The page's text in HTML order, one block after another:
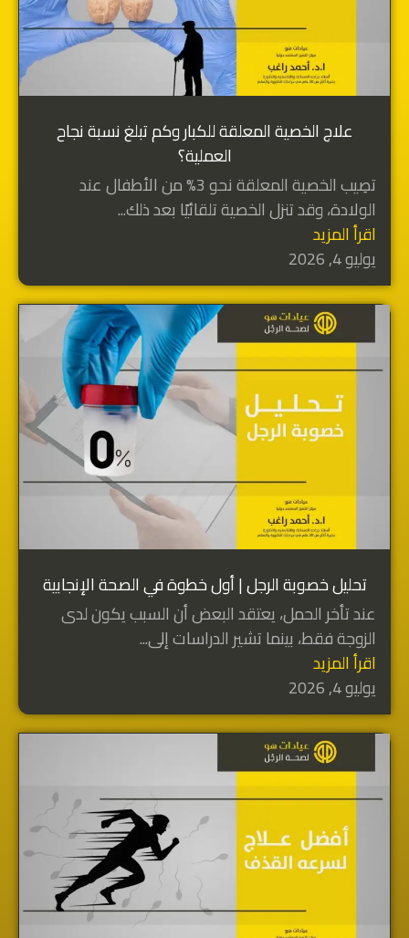
علاج الخصية المعلقة للكبار وكم تبلغ نسبة نجاح
العملية؟
تصِيب الخصية المعلقة نحو 3% من الأطفال عند
الولادة، وقد تنزل الخصية تلقائيًا بعد ذلك...
اقرأ المزيد
يوليو 4, 2026
تحليل خصوبة الرجل | أول خطوة في الصحة الإنجابية
عند تأخر الحمل، يعتقد البعض أن السبب يكون لدى
الزوجة فقط، بينما تشير الدراسات إلى...
اقرأ المزيد
يوليو 4, 2026